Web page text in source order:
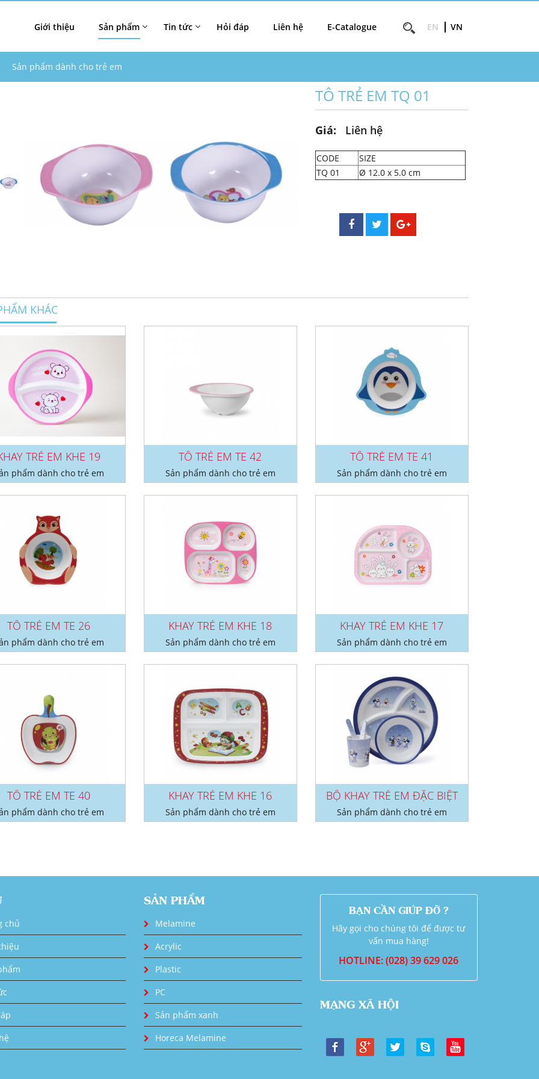
Giới thiệu Sản phẩm Tin tức Hỏi đáp Liên hệ E-Catalogue EN VN
Sản phẩm dành cho trẻ em
TÔ TRẺ EM TQ 01
Giá: Liên hệ
CODE
SIZE
TQ 01
Ø 12.0 x 5.0 cm
KHÁC
TRẺ EM KHE 19
phẩm dành cho trẻ em
TÔ TRẺ EM TE 42
Sản phẩm dành cho trẻ em
TÔ TRẺ EM TE 41
Sản phẩm dành cho trẻ em
TÔ TRẺ EM TE 26
phẩm dành cho trẻ em
KHAY TRẺ EM KHE 18
Sản phẩm dành cho trẻ em
KHAY TRẺ EM KHE 17
Sản phẩm dành cho trẻ em
TÔ TRẺ EM TE 40
phẩm dành cho trẻ em
KHAY TRẺ EM KHE 16
Sản phẩm dành cho trẻ em
BỘ KHAY TRẺ EM ĐẶC BIỆT
Sản phẩm dành cho trẻ em
chủ
SẢN PHẨM
Melamine
Acrylic
Plastic
PC
Sản phẩm xanh
Horeca Melamine
BẠN CẦN GIÚP ĐỠ ?
Hãy gọi cho chúng tôi để được tư
vấn mua hàng!
HOTLINE: (028) 39 629 026
MẠNG XÃ HỘI